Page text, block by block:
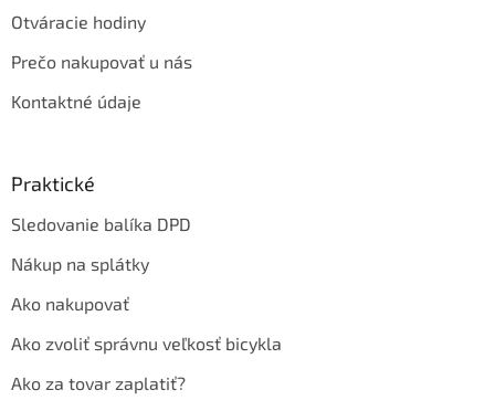
Otváracie hodiny
Prečo nakupovať u nás
Kontaktné údaje
Praktické
Sledovanie balíka DPD
Nákup na splátky
Ako nakupovať
Ako zvoliť správnu veľkosť bicykla
Ako za tovar zaplatiť?